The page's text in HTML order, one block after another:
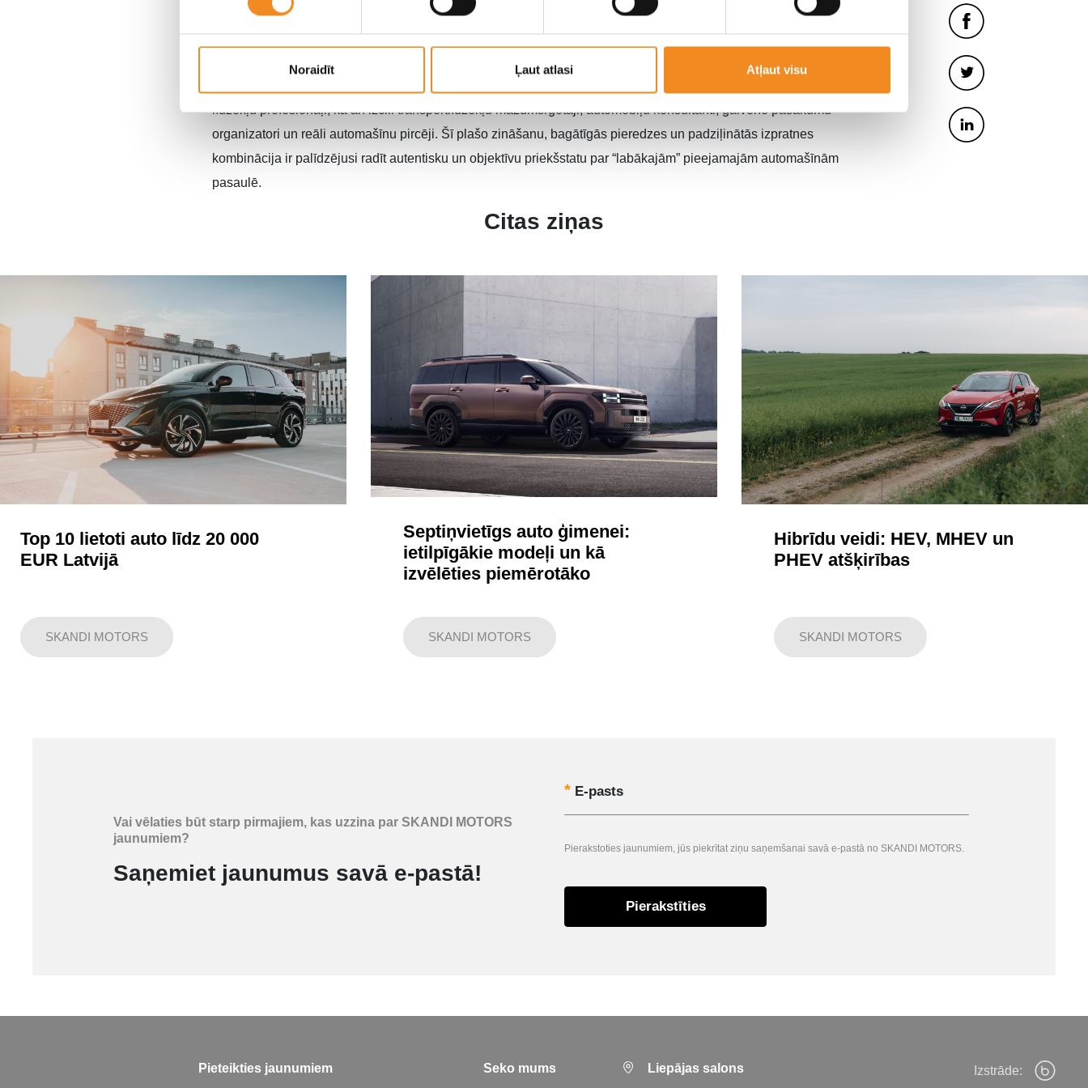
Noraidīt Ļaut atlasi Atļaut visu
“Gada labākās automašīnas” balva tika izveidota, lai radītu nesaistītu, unikālu un pilnīgi demokrātisku skatījumu uz
līdzekļu profesionāļi, kā arī izcili transportlīdzekļu mazumtirgotāji, automobiļu konsultanti, galveno pasākumu
organizatori un reāli automašīnu pircēji. Šī plašo zināšanu, bagātīgās pieredzes un padziļinātās izpratnes
kombinācija ir palīdzējusi radīt autentisku un objektīvu priekšstatu par “labākajām” pieejamajām automašīnām
pasaulē.
Citas ziņas
Top 10 lietoti auto līdz 20 000
EUR Latvijā
SKANDI MOTORS
Septiņvietīgs auto ģimenei:
ietilpīgākie modeļi un kā
izvēlēties piemērotāko
SKANDI MOTORS
Hibrīdu veidi: HEV, MHEV un
PHEV atšķirības
SKANDI MOTORS
Vai vēlaties būt starp pirmajiem, kas uzzina par SKANDI MOTORS
jaunumiem?
Saņemiet jaunumus savā e-pastā!
E-pasts
Pierakstoties jaunumiem, jūs piekrītat ziņu saņemšanai savā e-pastā no SKANDI MOTORS.
Pierakstīties
Pieteikties jaunumiem Seko mums Liepājas salons Izstrāde: